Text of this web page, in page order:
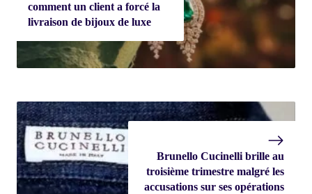
comment un client a forcé la
livraison de bijoux de luxe
Brunello Cucinelli brille au
troisième trimestre malgré les
accusations sur ses opérations